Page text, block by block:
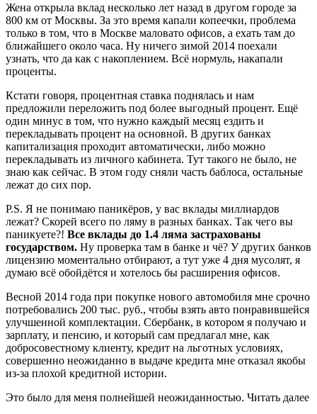
Жена открыла вклад несколько лет назад в другом городе за
800 км от Москвы. За это время капали копеечки, проблема
только в том, что в Москве маловато офисов, а ехать там до
ближайшего около часа. Ну ничего зимой 2014 поехали
узнать, что да как с накоплением. Всё нормуль, накапали
проценты.
Кстати говоря, процентная ставка поднялась и нам
предложили переложить под более выгодный процент. Ещё
один минус в том, что нужно каждый месяц ездить и
перекладывать процент на основной. В других банках
капитализация проходит автоматически, либо можно
перекладывать из личного кабинета. Тут такого не было, не
знаю как сейчас. В этом году сняли часть баблоса, остальные
лежат до сих пор.
P.S. Я не понимаю паникёров, у вас вклады миллиардов
лежат? Скорей всего по ляму в разных банках. Так чего вы
паникуете?! Все вклады до 1.4 ляма застрахованы
государством. Ну проверка там в банке и чё? У других банков
лицензию моментально отбирают, а тут уже 4 дня мусолят, я
думаю всё обойдётся и хотелось бы расширения офисов.
Весной 2014 года при покупке нового автомобиля мне срочно
потребовались 200 тыс. руб., чтобы взять авто понравившейся
улучшенной комплектации. Сбербанк, в котором я получаю и
зарплату, и пенсию, и который сам предлагал мне, как
добросовестному клиенту, кредит на льготных условиях,
совершенно неожиданно в выдаче кредита мне отказал якобы
из-за плохой кредитной истории.
Это было для меня полнейшей неожиданностью. Читать далее